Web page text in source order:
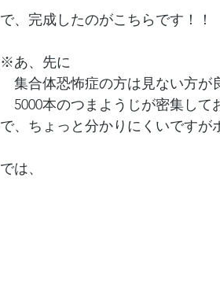
で、完成したのがこちらです！！
※あ、先に
集合体恐怖症の方は見ない方が
5000本のつまようじが密集して
で、ちょっと分かりにくいですが
では、